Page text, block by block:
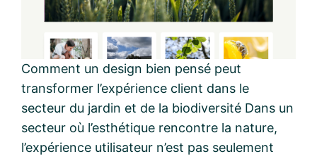
Comment un design bien pensé peut
transformer l’expérience client dans le
secteur du jardin et de la biodiversité Dans un
secteur où l’esthétique rencontre la nature,
l’expérience utilisateur n’est pas seulement